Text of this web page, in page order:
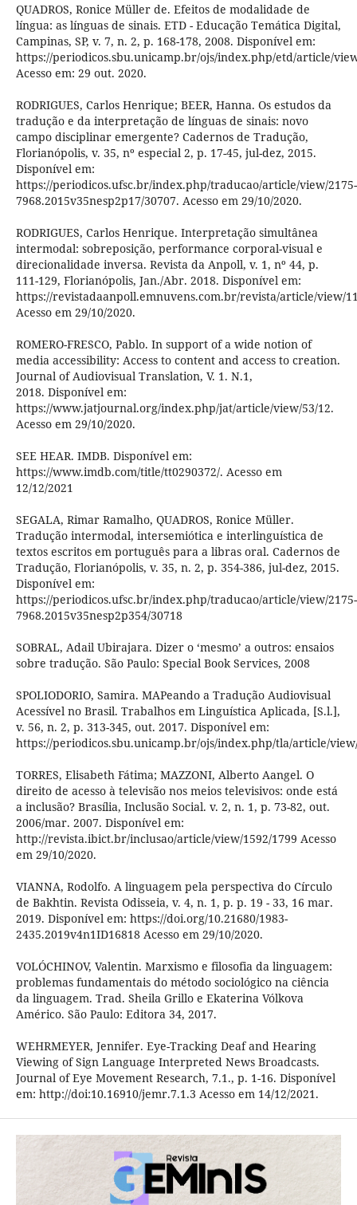
QUADROS, Ronice Müller de. Efeitos de modalidade de
língua: as línguas de sinais. ETD - Educação Temática Digital,
Campinas, SP, v. 7, n. 2, p. 168-178, 2008. Disponível em:
https://periodicos.sbu.unicamp.br/ojs/index.php/etd/article/
Acesso em: 29 out. 2020.
RODRIGUES, Carlos Henrique; BEER, Hanna. Os estudos da
tradução e da interpretação de línguas de sinais: novo
campo disciplinar emergente? Cadernos de Tradução,
Florianópolis, v. 35, nº especial 2, p. 17-45, jul-dez, 2015.
Disponível em:
https://periodicos.ufsc.br/index.php/traducao/article/view/2175-
7968.2015v35nesp2p17/30707. Acesso em 29/10/2020.
RODRIGUES, Carlos Henrique. Interpretação simultânea
intermodal: sobreposição, performance corporal-visual e
direcionalidade inversa. Revista da Anpoll, v. 1, nº 44, p.
111-129, Florianópolis, Jan./Abr. 2018. Disponível em:
https://revistadaanpoll.emnuvens.com.br/revista/article/view/
Acesso em 29/10/2020.
ROMERO-FRESCO, Pablo. In support of a wide notion of
media accessibility: Access to content and access to creation.
Journal of Audiovisual Translation, V. 1. N.1,
2018. Disponível em:
https://www.jatjournal.org/index.php/jat/article/view/53/12.
Acesso em 29/10/2020.
SEE HEAR. IMDB. Disponível em:
https://www.imdb.com/title/tt0290372/. Acesso em
12/12/2021
SEGALA, Rimar Ramalho, QUADROS, Ronice Müller.
Tradução intermodal, intersemiótica e interlinguística de
textos escritos em português para a libras oral. Cadernos de
Tradução, Florianópolis, v. 35, n. 2, p. 354-386, jul-dez, 2015.
Disponível em:
https://periodicos.ufsc.br/index.php/traducao/article/view/2175-
7968.2015v35nesp2p354/30718
SOBRAL, Adail Ubirajara. Dizer o ‘mesmo’ a outros: ensaios
sobre tradução. São Paulo: Special Book Services, 2008
SPOLIODORIO, Samira. MAPeando a Tradução Audiovisual
Acessível no Brasil. Trabalhos em Linguística Aplicada, [S.l.],
v. 56, n. 2, p. 313-345, out. 2017. Disponível em:
https://periodicos.sbu.unicamp.br/ojs/index.php/tla/article/
TORRES, Elisabeth Fátima; MAZZONI, Alberto Aangel. O
direito de acesso à televisão nos meios televisivos: onde está
a inclusão? Brasília, Inclusão Social. v. 2, n. 1, p. 73-82, out.
2006/mar. 2007. Disponível em:
http://revista.ibict.br/inclusao/article/view/1592/1799 Acesso
em 29/10/2020.
VIANNA, Rodolfo. A linguagem pela perspectiva do Círculo
de Bakhtin. Revista Odisseia, v. 4, n. 1, p. p. 19 - 33, 16 mar.
2019. Disponível em: https://doi.org/10.21680/1983-
2435.2019v4n1ID16818 Acesso em 29/10/2020.
VOLÓCHINOV, Valentin. Marxismo e filosofia da linguagem:
problemas fundamentais do método sociológico na ciência
da linguagem. Trad. Sheila Grillo e Ekaterina Vólkova
Américo. São Paulo: Editora 34, 2017.
WEHRMEYER, Jennifer. Eye-Tracking Deaf and Hearing
Viewing of Sign Language Interpreted News Broadcasts.
Journal of Eye Movement Research, 7.1., p. 1-16. Disponível
em: http://doi:10.16910/jemr.7.1.3 Acesso em 14/12/2021.